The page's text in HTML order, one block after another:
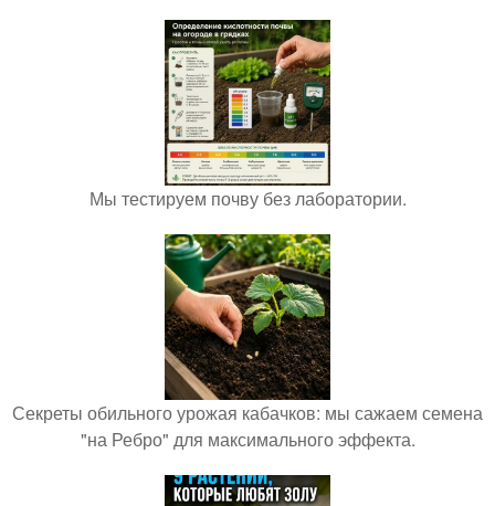
Мы тестируем почву без лаборатории.
Секреты обильного урожая кабачков: мы сажаем семена
"на Ребро" для максимального эффекта.